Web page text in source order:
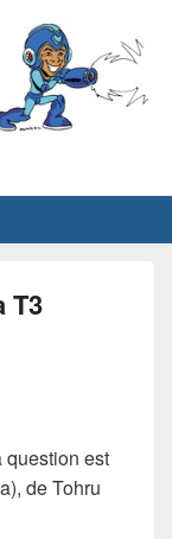
T3
question est
de Tohru